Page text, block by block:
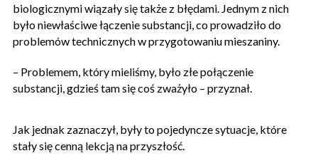
biologicznymi wiązały się także z błędami. Jednym z nich
było niewłaściwe łączenie substancji, co prowadziło do
problemów technicznych w przygotowaniu mieszaniny.
– Problemem, który mieliśmy, było złe połączenie
substancji, gdzieś tam się coś zważyło – przyznał.
Jak jednak zaznaczył, były to pojedyncze sytuacje, które
stały się cenną lekcją na przyszłość.